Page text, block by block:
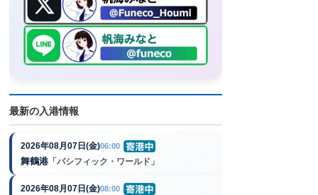
最新の入港情報
2026年08月07日(金)06:00
舞鶴港 「パシフィック・ワールド」
2026年08月07日(金)08:00